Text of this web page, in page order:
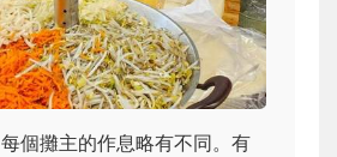
每個攤主的作息略有不同。有